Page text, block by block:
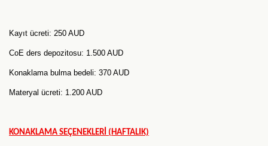
Kayıt ücreti: 250 AUD
CoE ders depozitosu: 1.500 AUD
Konaklama bulma bedeli: 370 AUD
Materyal ücreti: 1.200 AUD
KONAKLAMA SEÇENEKLERİ (HAFTALIK)